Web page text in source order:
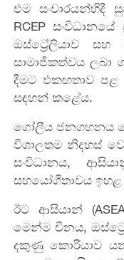
එම සංචාරයන්හිදී
RCEP
ඔස්ට්‍රේලියාව
සාමාජිකත්වය ලබා
දීමට එකඟතාව පළ
සඳහන් කළේය.
​ගෝලීය ජනගහනය
විශාලතම නිදහස්
සංවිධානය,
සහයෝගීතාවය ඉහළ
ඊට ආසියාන්
මෙන්ම චීනය,
දකුණු කොරියාව